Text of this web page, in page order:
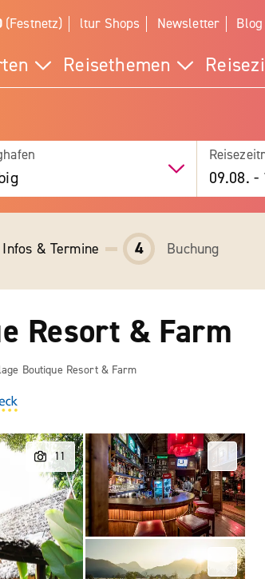
(Festnetz) ltur Shops Newsletter Blog
Reisethemen
09.08. -
Infos & Termine 4 Buchung
Resort & Farm
Boutique Resort & Farm